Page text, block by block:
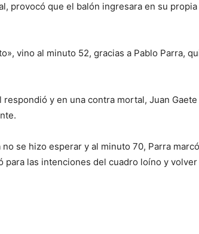
provocó que el balón ingresara en su
vino al minuto 52, gracias a Pablo Parra,
y en una contra mortal, Juan Gaete
se hizo esperar y al minuto 70, Parra marcó
para las intenciones del cuadro loíno y